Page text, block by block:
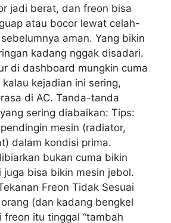
jadi berat, dan freon bisa
atau bocor lewat celah-
aman. Yang bikin
kadang nggak disadari.
di dashboard mungkin cuma
kejadian ini sering,
di AC. Tanda-tanda
sering diabaikan: Tips:
mesin (radiator,
dalam kondisi prima.
bukan cuma bikin
bisa bikin mesin jebol.
Freon Tidak Sesuai
(dan kadang bengkel
freon itu tinggal “tambah